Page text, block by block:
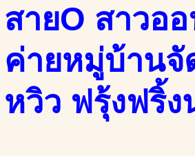
สายO สาวอ
ค่ายหมู่บ้านจั
หวิว ฟรุ้งฟริ้ง